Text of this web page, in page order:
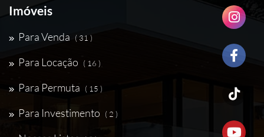
Imóveis
Para Venda ( 31 )
Para Locação ( 16 )
Para Permuta ( 15 )
Para Investimento ( 2 )